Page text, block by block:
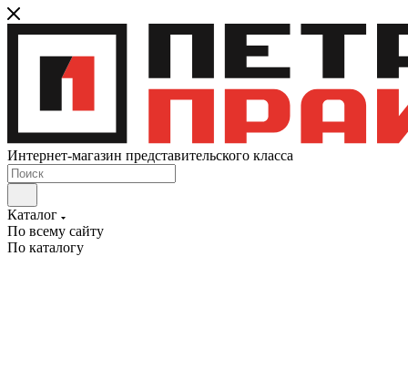
Интернет-магазин представительского класса
Каталог
По всему сайту
По каталогу